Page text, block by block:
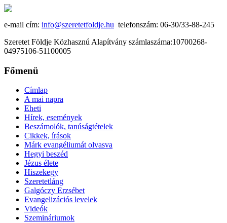
e-mail cím: info@szeretetfoldje.hu telefonszám: 06-30/33-88-245
Szeretet Földje Közhasznú Alapítvány számlaszáma:10700268-
04975106-51100005
Főmenü
Címlap
A mai napra
Eheti
Hírek, események
Beszámolók, tanúságtételek
Cikkek, írások
Márk evangéliumát olvasva
Hegyi beszéd
Jézus élete
Hiszekegy
Szeretetláng
Galgóczy Erzsébet
Evangelizációs levelek
Videók
Szemináriumok